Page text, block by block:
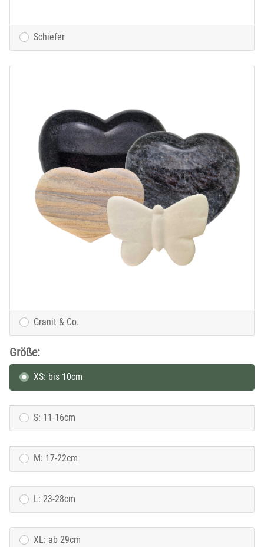
Schiefer
Granit & Co.
Größe:
XS: bis 10cm
S: 11-16cm
M: 17-22cm
L: 23-28cm
XL: ab 29cm